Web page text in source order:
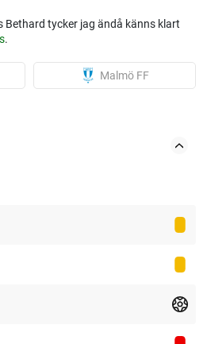
Bethard tycker jag ändå känns klart
.
Malmö FF